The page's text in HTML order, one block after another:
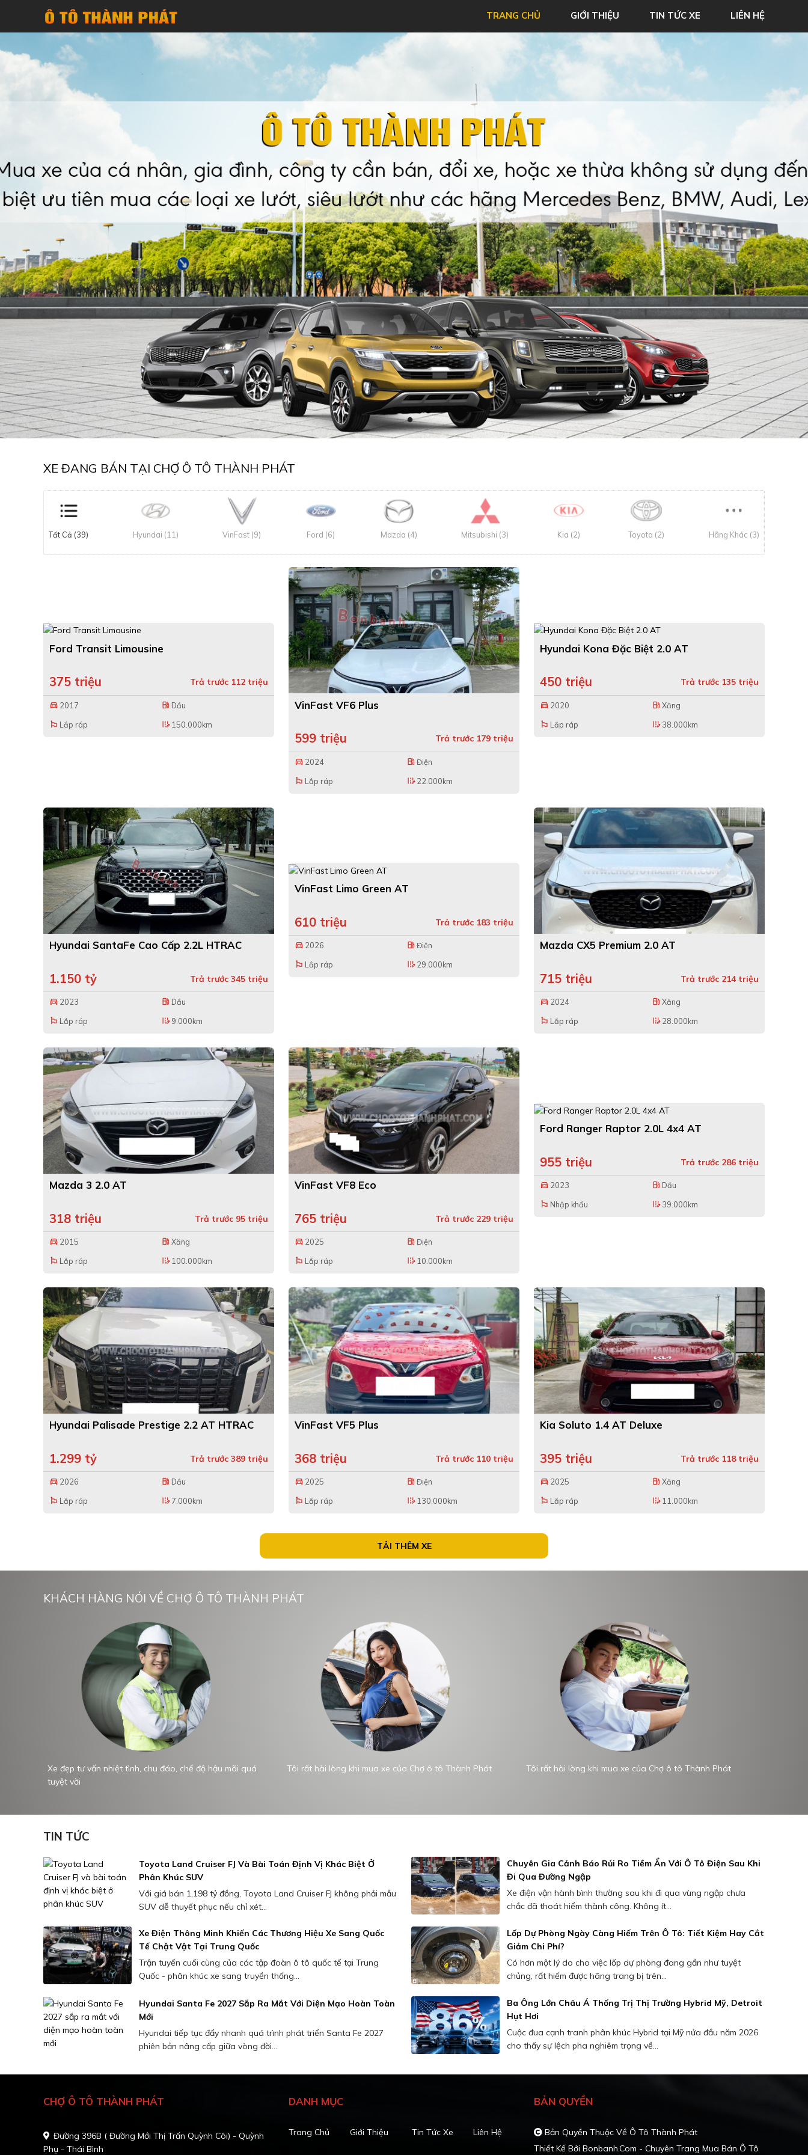
TRANG CHỦ GIỚI THIỆU TIN TỨC XE LIÊN HỆ
XE ĐANG BÁN TẠI CHỢ Ô TÔ THÀNH PHÁT
Tất Cả (39) Hyundai (11) VinFast (9) Ford (6) Mazda (4) Mitsubishi (3) Kia (2) Toyota (2) Hãng Khác (3)
Ford Transit Limousine
375 triệu Trả trước 112 triệu
directions_car 2017 local_gas_station Dầu
emoji_flags Lắp ráp edit_road 150.000km
VinFast VF6 Plus
599 triệu Trả trước 179 triệu
directions_car 2024 local_gas_station Điện
emoji_flags Lắp ráp edit_road 22.000km
Hyundai Kona Đặc Biệt 2.0 AT
450 triệu Trả trước 135 triệu
directions_car 2020 local_gas_station Xăng
emoji_flags Lắp ráp edit_road 38.000km
Hyundai SantaFe Cao Cấp 2.2L HTRAC
1.150 tỷ Trả trước 345 triệu
directions_car 2023 local_gas_station Dầu
emoji_flags Lắp ráp edit_road 9.000km
VinFast Limo Green AT
610 triệu Trả trước 183 triệu
directions_car 2026 local_gas_station Điện
emoji_flags Lắp ráp edit_road 29.000km
Mazda CX5 Premium 2.0 AT
715 triệu Trả trước 214 triệu
directions_car 2024 local_gas_station Xăng
emoji_flags Lắp ráp edit_road 28.000km
Mazda 3 2.0 AT
318 triệu Trả trước 95 triệu
directions_car 2015 local_gas_station Xăng
emoji_flags Lắp ráp edit_road 100.000km
VinFast VF8 Eco
765 triệu Trả trước 229 triệu
directions_car 2025 local_gas_station Điện
emoji_flags Lắp ráp edit_road 10.000km
Ford Ranger Raptor 2.0L 4x4 AT
955 triệu Trả trước 286 triệu
directions_car 2023 local_gas_station Dầu
emoji_flags Nhập khẩu edit_road 39.000km
Hyundai Palisade Prestige 2.2 AT HTRAC
1.299 tỷ Trả trước 389 triệu
directions_car 2026 local_gas_station Dầu
emoji_flags Lắp ráp edit_road 7.000km
VinFast VF5 Plus
368 triệu Trả trước 110 triệu
directions_car 2025 local_gas_station Điện
emoji_flags Lắp ráp edit_road 130.000km
Kia Soluto 1.4 AT Deluxe
395 triệu Trả trước 118 triệu
directions_car 2025 local_gas_station Xăng
emoji_flags Lắp ráp edit_road 11.000km
TẢI THÊM XE
KHÁCH HÀNG NÓI VỀ CHỢ Ô TÔ THÀNH PHÁT
Xe đẹp tư vấn nhiệt tình, chu đáo, chế độ hậu mãi quá
tuyệt vời
Tôi rất hài lòng khi mua xe của Chợ ô tô Thành Phát Tôi rất hài lòng khi mua xe của Chợ ô tô Thành Phát
TIN TỨC
Toyota Land Cruiser FJ Và Bài Toán Định Vị Khác Biệt Ở
Phân Khúc SUV
Với giá bán 1,198 tỷ đồng, Toyota Land Cruiser FJ không phải mẫu
SUV dễ thuyết phục nếu chỉ xét...
Chuyên Gia Cảnh Báo Rủi Ro Tiềm Ẩn Với Ô Tô Điện Sau Khi
Đi Qua Đường Ngập
Xe điện vận hành bình thường sau khi đi qua vùng ngập chưa
chắc đã thoát hiểm thành công. Không ít...
Xe Điện Thông Minh Khiến Các Thương Hiệu Xe Sang Quốc
Tế Chật Vật Tại Trung Quốc
Trận tuyến cuối cùng của các tập đoàn ô tô quốc tế tại Trung
Quốc - phân khúc xe sang truyền thống...
Lốp Dự Phòng Ngày Càng Hiếm Trên Ô Tô: Tiết Kiệm Hay Cắt
Giảm Chi Phí?
Có hơn một lý do cho việc lốp dự phòng đang gần như tuyệt
chủng, rất hiếm được hãng trang bị trên...
Hyundai Santa Fe 2027 Sắp Ra Mắt Với Diện Mạo Hoàn Toàn
Mới
Hyundai tiếp tục đẩy nhanh quá trình phát triển Santa Fe 2027
phiên bản nâng cấp giữa vòng đời...
Ba Ông Lớn Châu Á Thống Trị Thị Trường Hybrid Mỹ, Detroit
Hụt Hơi
Cuộc đua cạnh tranh phân khúc Hybrid tại Mỹ nửa đầu năm 2026
cho thấy sự lệch pha nghiêm trọng về...
CHỢ Ô TÔ THÀNH PHÁT
Đường 396B ( Đường Mới Thị Trấn Quỳnh Côi) - Quỳnh
Phụ - Thái Bình
DANH MỤC
Trang Chủ Giới Thiệu Tin Tức Xe Liên Hệ
BẢN QUYỀN
Bản Quyền Thuộc Về Ô Tô Thành Phát
Thiết Kế Bởi Bonbanh.com - Chuyên Trang Mua Bán Ô Tô